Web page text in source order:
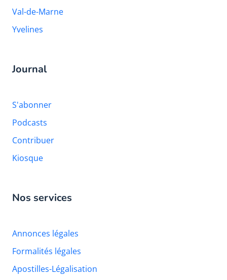
Val-de-Marne
Yvelines
Journal
S'abonner
Podcasts
Contribuer
Kiosque
Nos services
Annonces légales
Formalités légales
Apostilles-Légalisation